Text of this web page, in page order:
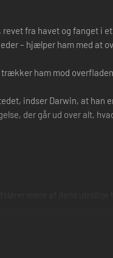
fra havet og fanget i
– hjælper ham med at
ham mod
indser Darwin, at han
der går ud over alt,